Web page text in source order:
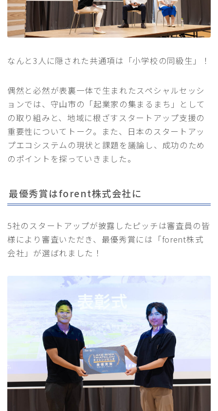
なんと3人に隠された共通項は「小学校の同級生」！
偶然と必然が表裏一体で生まれたスペシャルセッシ
ョンでは、守山市の「起業家の集まるまち」として
の取り組みと、地域に根ざすスタートアップ支援の
重要性についてトーク。また、日本のスタートアッ
プエコシステムの現状と課題を議論し、成功のため
のポイントを探っていきました。
最優秀賞はforent株式会社に
5社のスタートアップが披露したピッチは審査員の皆
様により審査いただき、最優秀賞には「forent株式
会社」が選ばれました！